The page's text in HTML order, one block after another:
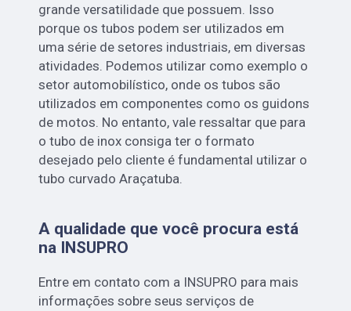
grande versatilidade que possuem. Isso
porque os tubos podem ser utilizados em
uma série de setores industriais, em diversas
atividades. Podemos utilizar como exemplo o
setor automobilístico, onde os tubos são
utilizados em componentes como os guidons
de motos. No entanto, vale ressaltar que para
o tubo de inox consiga ter o formato
desejado pelo cliente é fundamental utilizar o
tubo curvado Araçatuba.
A qualidade que você procura está
na INSUPRO
Entre em contato com a INSUPRO para mais
informações sobre seus serviços de